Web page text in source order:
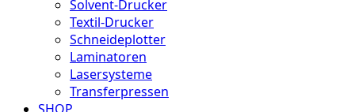
Solvent-Drucker
Textil-Drucker
Schneideplotter
Laminatoren
Lasersysteme
Transferpressen